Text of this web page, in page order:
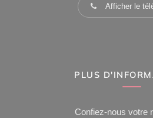
Afficher le
PLUS
Confiez-nous votre